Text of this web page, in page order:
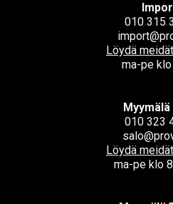
010 315
Löydä
ma-pe
Myymälä
010 323
Löydä
ma-pe klo